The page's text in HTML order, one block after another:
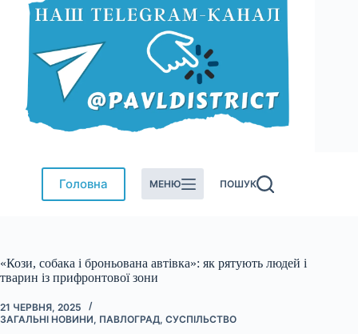
Головна МЕНЮ ПОШУК
«Кози, собака і броньована автівка»: як рятують людей і
тварин із прифронтової зони
21 ЧЕРВНЯ, 2025
ЗАГАЛЬНІ НОВИНИ, ПАВЛОГРАД, СУСПІЛЬСТВО